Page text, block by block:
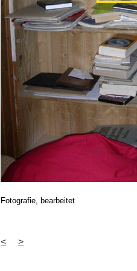
Fotografie, bearbeitet
< >